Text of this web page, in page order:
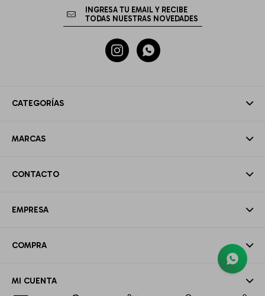
CATEGORÍAS
MARCAS
CONTACTO
EMPRESA
COMPRA
MI CUENTA
 